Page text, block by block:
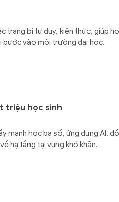
trang bị tư duy, kiến thức, giúp
bước vào môi trường đại học.
triệu học sinh
mạnh học bạ số, ứng dụng AI,
hạ tầng tại vùng khó khăn.